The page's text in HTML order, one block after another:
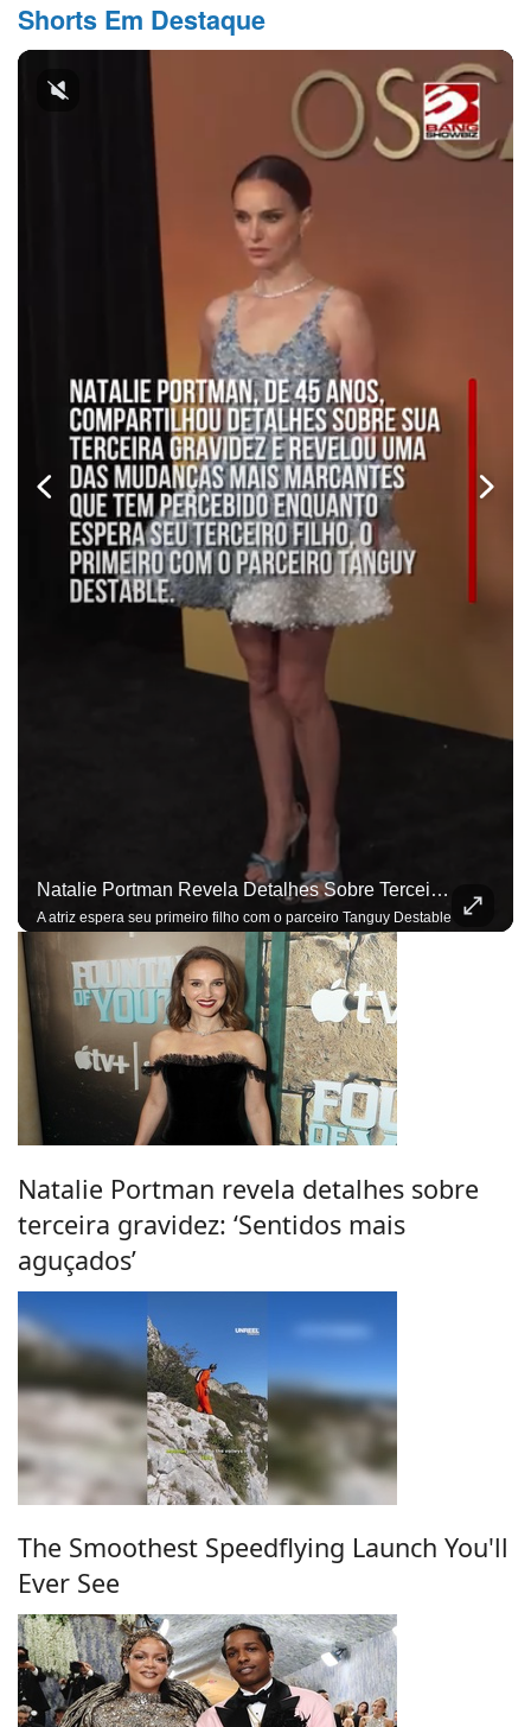
Shorts Em Destaque
Natalie Portman Revela Detalhes Sobre Terceira Gravidez: ‘Sentidos Mais Aguçados’
A atriz espera seu primeiro filho com o parceiro Tanguy Destable
Natalie Portman revela detalhes sobre
terceira gravidez: ‘Sentidos mais
aguçados’
The Smoothest Speedflying Launch You'll
Ever See